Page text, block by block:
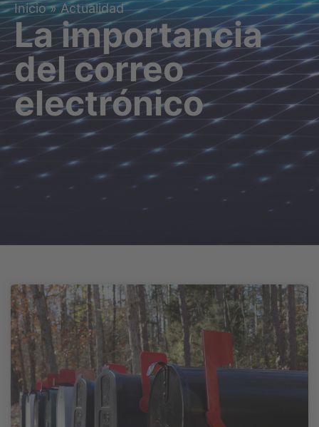
Inicio»Actualidad
La importancia
del correo
electrónico